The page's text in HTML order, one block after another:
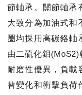
節軸承。關節軸承
大致分為加油式和
圈均採用高碳鉻軸
由二硫化鉬
耐磨性優異，負載
替變化和衝擊負荷